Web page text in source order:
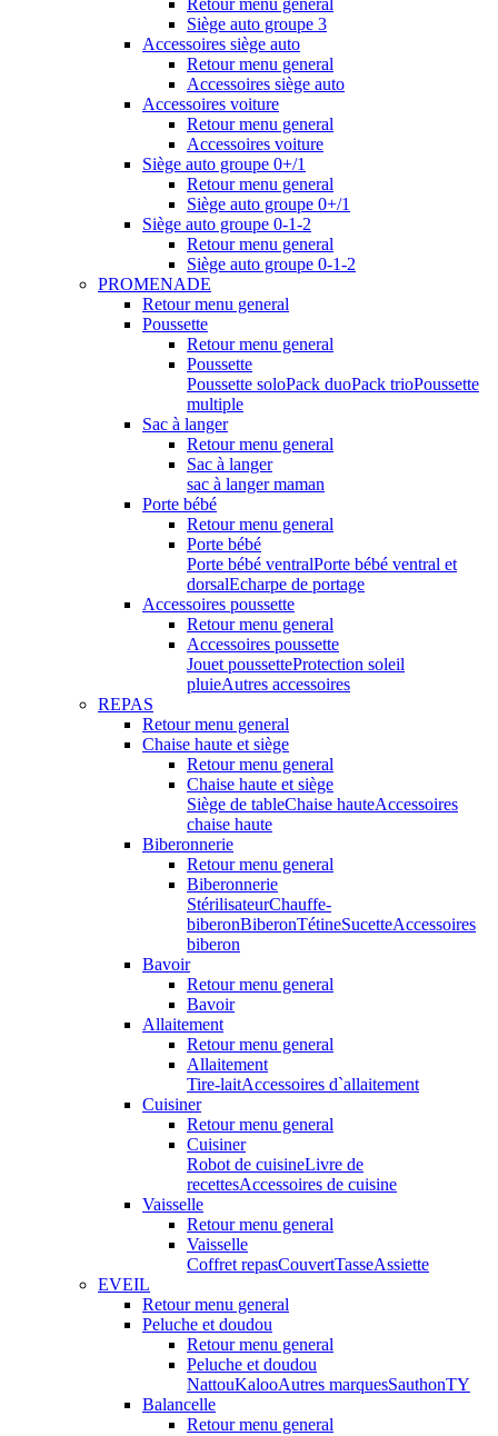
Retour menu general
Siège auto groupe 3
Accessoires siège auto
Retour menu general
Accessoires siège auto
Accessoires voiture
Retour menu general
Accessoires voiture
Siège auto groupe 0+/1
Retour menu general
Siège auto groupe 0+/1
Siège auto groupe 0-1-2
Retour menu general
Siège auto groupe 0-1-2
PROMENADE
Retour menu general
Poussette
Retour menu general
Poussette
Poussette soloPack duoPack trioPoussette
multiple
Sac à langer
Retour menu general
Sac à langer
sac à langer maman
Porte bébé
Retour menu general
Porte bébé
Porte bébé ventralPorte bébé ventral et
dorsalEcharpe de portage
Accessoires poussette
Retour menu general
Accessoires poussette
Jouet poussetteProtection soleil
pluieAutres accessoires
REPAS
Retour menu general
Chaise haute et siège
Retour menu general
Chaise haute et siège
Siège de tableChaise hauteAccessoires
chaise haute
Biberonnerie
Retour menu general
Biberonnerie
StérilisateurChauffe-
biberonBiberonTétineSucetteAccessoires
biberon
Bavoir
Retour menu general
Bavoir
Allaitement
Retour menu general
Allaitement
Tire-laitAccessoires d`allaitement
Cuisiner
Retour menu general
Cuisiner
Robot de cuisineLivre de
recettesAccessoires de cuisine
Vaisselle
Retour menu general
Vaisselle
Coffret repasCouvertTasseAssiette
EVEIL
Retour menu general
Peluche et doudou
Retour menu general
Peluche et doudou
NattouKalooAutres marquesSauthonTY
Balancelle
Retour menu general